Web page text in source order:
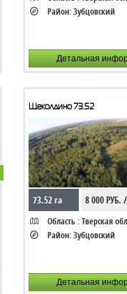
Район:Зубцовский
Детальная
Щеколдино 73.52
73.52 га 8 000 РУБ.
Область :Тверская
Район:Зубцовский
Детальная